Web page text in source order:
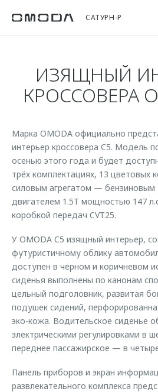
САТУРН-Р
Модели
от 2 299 000 ₽*
C7
от 2 739 000 ₽*
Покупателям
Сравнить комплектации
Записаться на тест-драйв
Cпецпредложения
Прайс-листы
OMODA Лизинг
Кредит и страхование
Кредитные программы
Страхование
Кредитный калькулятор
Аксессуары
Одежда и сувениры
Оригинальные аксессуары
Запчасти
Владельцам
Записаться на сервис
Кузовной ремонт
Сервисные акции
Поддержка
Помощь на дороге
Гарантия
Дополнительная техническая
Руководства по эксплуатации
Клиентская поддержка
O&J Автоклуб
Клуб владельцев OMODA
Приложение O&J
Аксессуары
Мир OMODA
Новости
Онлайн-сервисы
Приложение O&J
Клуб владельцев OMODA
Правовая информация
Обратная связь
ИЗЯЩНЫЙ
КРОССОВЕРА
Марка OMODA официально
интерьер кроссовера C5. Модель
осенью этого года и будет
трёх комплектациях, 13 цветовых
силовым агрегатом — бензиновым
двигателем 1.5T мощностью 147
коробкой передач CVT25.
У OMODA C5 изящный интерьер,
футуристичному облику
доступен в чёрном и коричневом
сиденья выполнены по канонам
цельный подголовник, развитая
подушек сидений,
эко-кожа. Водительское сиденье
электрическими регулировками в
переднее пассажирское — в
Панель приборов и экран
развлекательного комплекса